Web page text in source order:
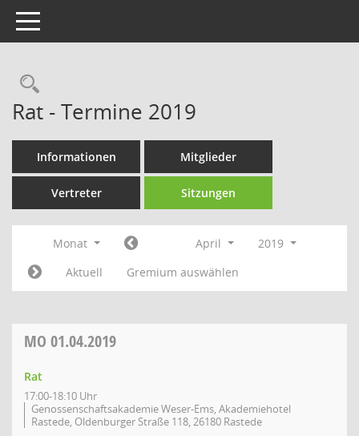
Toggle navigation
Rechercheauswahl
Rat - Termine 2019
Informationen Mitglieder
Vertreter Sitzungen
Monat April
2019
Aktuell
Gremium auswählen
MO 01.04.2019
Rat
17:00-18:10 Uhr
Genossenschaftsakademie Weser-Ems, Akademiehotel
Rastede, Oldenburger Straße 118, 26180 Rastede